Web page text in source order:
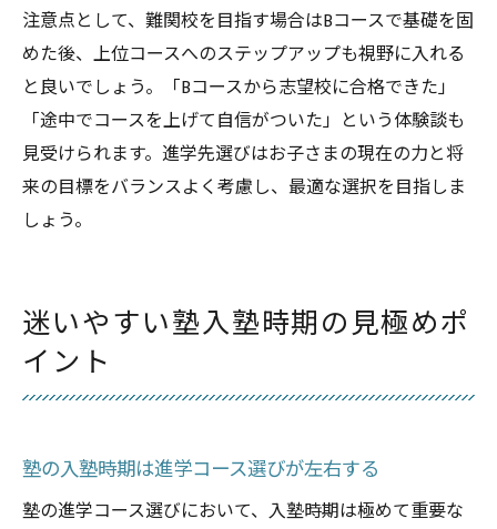
注意点として、難関校を目指す場合はBコースで基礎を固
めた後、上位コースへのステップアップも視野に入れる
と良いでしょう。「Bコースから志望校に合格できた」
「途中でコースを上げて自信がついた」という体験談も
見受けられます。進学先選びはお子さまの現在の力と将
来の目標をバランスよく考慮し、最適な選択を目指しま
しょう。
迷いやすい塾入塾時期の見極めポ
イント
塾の入塾時期は進学コース選びが左右する
塾の進学コース選びにおいて、入塾時期は極めて重要な